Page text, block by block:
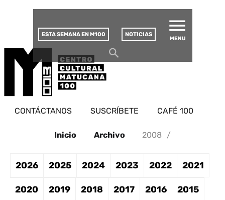
CULTURAL
ESTA SEMANA EN M100 NOTICIAS
MENU
CONTÁCTANOS SUSCRÍBETE CAFÉ 100
Inicio Archivo 2008 /
2026 2025 2024 2023 2022 2021
2020 2019 2018 2017 2016 2015